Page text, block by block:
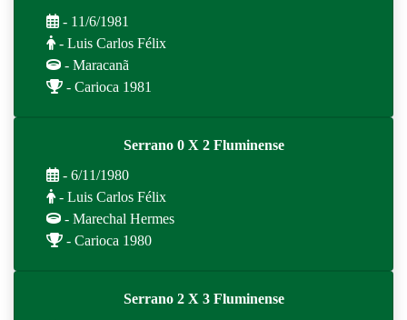
- 11/6/1981
- Luis Carlos Félix
- Maracanã
- Carioca 1981
Serrano 0 X 2 Fluminense
- 6/11/1980
- Luis Carlos Félix
- Marechal Hermes
- Carioca 1980
Serrano 2 X 3 Fluminense